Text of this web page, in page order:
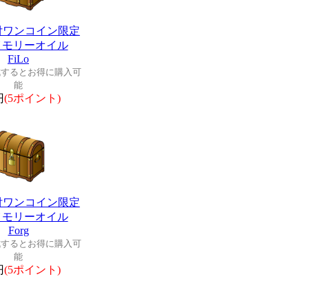
ンコイン限定
リーオイル
FiLo
るとお得に購入可
能
(5ポイント)
ンコイン限定
リーオイル
Forg
るとお得に購入可
能
(5ポイント)